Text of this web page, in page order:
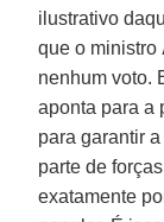
ilustrativo
que o ministro
nenhum voto.
aponta para a
para garantir
parte de
exatamente